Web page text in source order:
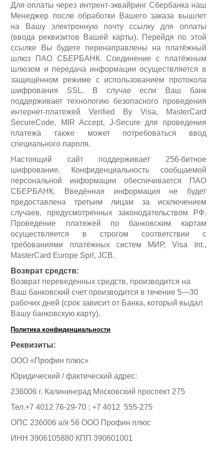
Садовая и силовая техника
Аккумуляторы и ЗУ
Для оплаты через интрент-эквайринг Сбербанка наш
Менеджер после обработки Вашего заказа вышлет
на Вашу электронную почту ссылку для оплаты
(ввода реквизитов Вашей карты). Перейдя по этой
ссылке Вы будете перенаправлены на платёжный
шлюз ПАО СБЕРБАНК. Соединение с платёжным
шлюзом и передача информации осуществляется в
защищённом режиме с использованием протокола
шифрования SSL. В случае если Ваш банк
поддерживает технологию безопасного проведения
интернет-платежей Verified By Visa, MasterCard
SecureCode, MIR Accept, J-Secure для проведения
платежа также может потребоваться ввод
специального пароля.
Настоящий сайт поддерживает 256-битное
шифрование. Конфиденциальность сообщаемой
персональной информации обеспечивается ПАО
СБЕРБАНК. Введённая информация не будет
предоставлена третьим лицам за исключением
случаев, предусмотренных законодательством РФ.
Проведение платежей по банковским картам
осуществляется в строгом соответствии с
требованиями платёжных систем МИР, Visa Int.,
MasterCard Europe Sprl, JCB.
Возврат средств:
Возврат переведенных средств, производится на
Ваш банковский счет производится в течение 5—30
рабочих дней (срок зависит от Банка, который выдал
Вашу банковскую карту).
Политика конфиденциальности
Реквизиты:
ООО «Профин плюс»
Юридический / фактический адрес:
236006 г. Калининград Московский проспект 275
Тел.+7 4012 76-29-70 ; +7 4012 555-275
ОПС 236006 а/я 56 ООО Профин плюс
ИНН 3906105880 КПП 390601001